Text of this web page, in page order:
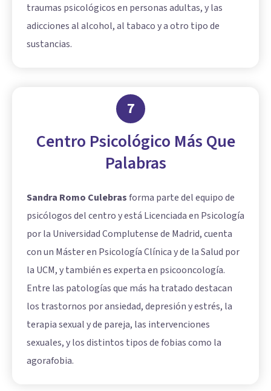
traumas psicológicos en personas adultas, y las
adicciones al alcohol, al tabaco y a otro tipo de
sustancias.
7
Centro Psicológico Más Que
Palabras
Sandra Romo Culebrasforma parte del equipo de
psicólogos del centro y está Licenciada en Psicología
por la Universidad Complutense de Madrid, cuenta
con un Máster en Psicología Clínica y de la Salud por
la UCM, y también es experta en psicooncología.
Entre las patologías que más ha tratado destacan
los trastornos por ansiedad, depresión y estrés, la
terapia sexual y de pareja, las intervenciones
sexuales, y los distintos tipos de fobias como la
agorafobia.